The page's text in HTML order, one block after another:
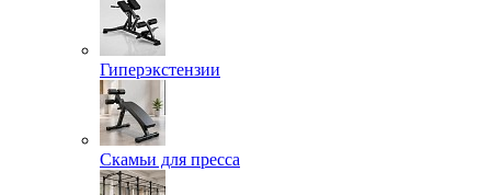
Гиперэкстензии
Скамьи для пресса